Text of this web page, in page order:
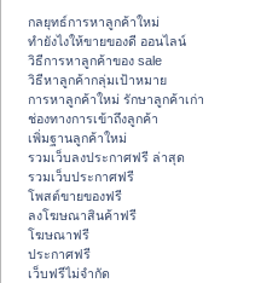
กลยุทธ์การหาลูกค้าใหม่
ทํายังไงให้ขายของดี ออนไลน์
วิธีการหาลูกค้าของ sale
วิธีหาลูกค้ากลุ่มเป้าหมาย
การหาลูกค้าใหม่ รักษาลูกค้าเก่า
ช่องทางการเข้าถึงลูกค้า
เพิ่มฐานลูกค้าใหม่
รวมเว็บลงประกาศฟรี ล่าสุด
รวมเว็บประกาศฟรี
โพสต์ขายของฟรี
ลงโฆษณาสินค้าฟรี
โฆษณาฟรี
ประกาศฟรี
เว็บฟรีไม่จำกัด